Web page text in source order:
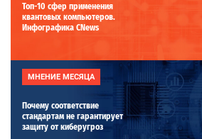
Топ-10 сфер применения
квантовых компьютеров.
Инфографика CNews
МНЕНИЕ МЕСЯЦА
Почему соответствие
стандартам не гарантирует
защиту от киберугроз